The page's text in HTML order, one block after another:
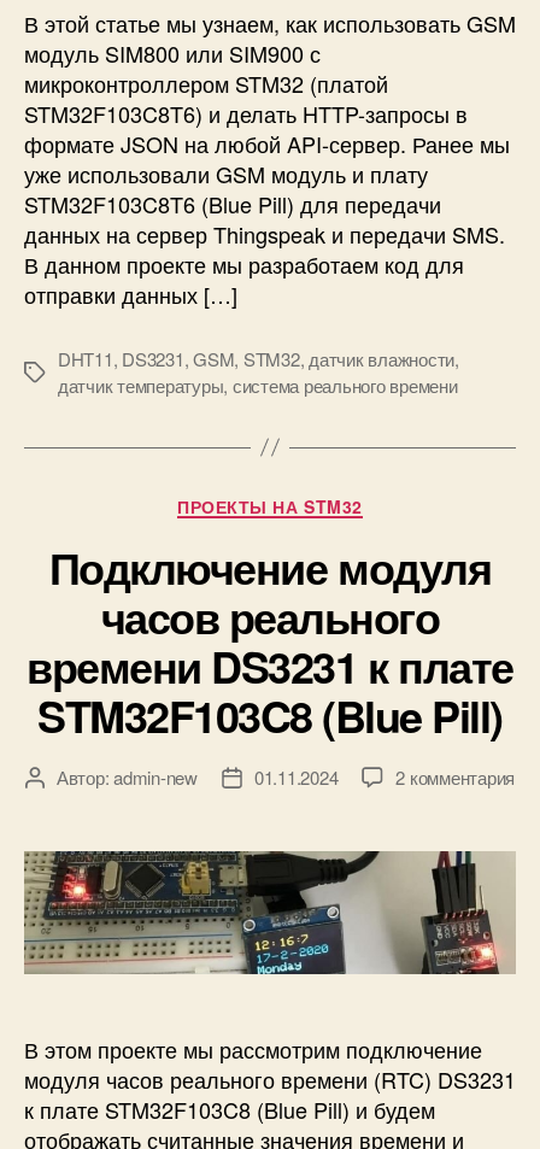
2
1
к
N
o
d
e
M
C
S
P
P
-
а
п
р
о
с
ы
ф
м
а
O
о
м
о
щ
ь
S
3
2
F
1
0
8
T
6
В этой статье мы узнаем, как использовать GSM
модуль SIM800 или SIM900 с
микроконтроллером STM32 (платой
STM32F103C8T6) и делать HTTP-запросы в
формате JSON на любой API-сервер. Ранее мы
уже использовали GSM модуль и плату
STM32F103C8T6 (Blue Pill) для передачи
данных на сервер Thingspeak и передачи SMS.
В данном проекте мы разработаем код для
отправки данных […]
М
к
DHT11, DS3231,GSM, STM32, датчик влажности,
датчик температуры, система реального времени
Р
у
б
р
и
к
и
ПРОЕКТЫ НА STM32
Подключение модуля
часов реального
времени DS3231 к плате
STM32F103C8 (Blue Pill)
А
о
р
з
а
п
и
Автор:admin-new
Д
а
з
а
п
и
01.11.2024 2 комментария
п
В этом проекте мы рассмотрим подключение
модуля часов реального времени (RTC) DS3231
к плате STM32F103C8 (Blue Pill) и будем
отображать считанные значения времени и